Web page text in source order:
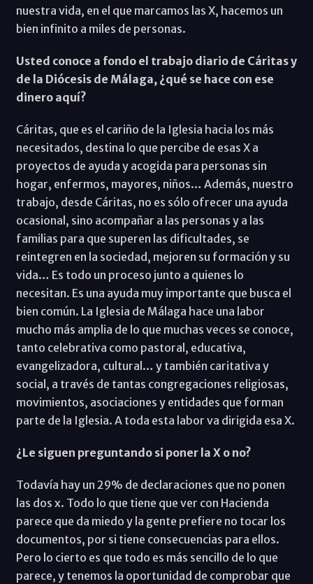
nuestra vida, en el que marcamos las X, hacemos un
bien infinito a miles de personas.
Usted conoce a fondo el trabajo diario de Cáritas y
de la Diócesis de Málaga, ¿qué se hace con ese
dinero aquí?
Cáritas, que es el cariño de la Iglesia hacia los más
necesitados, destina lo que percibe de esas X a
proyectos de ayuda y acogida para personas sin
hogar, enfermos, mayores, niños… Además, nuestro
trabajo, desde Cáritas, no es sólo ofrecer una ayuda
ocasional, sino acompañar a las personas y a las
familias para que superen las dificultades, se
reintegren en la sociedad, mejoren su formación y su
vida… Es todo un proceso junto a quienes lo
necesitan. Es una ayuda muy importante que busca el
bien común. La Iglesia de Málaga hace una labor
mucho más amplia de lo que muchas veces se conoce,
tanto celebrativa como pastoral, educativa,
evangelizadora, cultural… y también caritativa y
social, a través de tantas congregaciones religiosas,
movimientos, asociaciones y entidades que forman
parte de la Iglesia. A toda esta labor va dirigida esa X.
¿Le siguen preguntando si poner la X o no?
Todavía hay un 29% de declaraciones que no ponen
las dos x. Todo lo que tiene que ver con Hacienda
parece que da miedo y la gente prefiere no tocar los
documentos, por si tiene consecuencias para ellos.
Pero lo cierto es que todo es más sencillo de lo que
parece, y tenemos la oportunidad de comprobar que